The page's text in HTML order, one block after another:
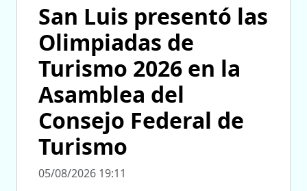
San Luis presentó las
Olimpiadas de
Turismo 2026 en la
Asamblea del
Consejo Federal de
Turismo
05/08/2026 19:11